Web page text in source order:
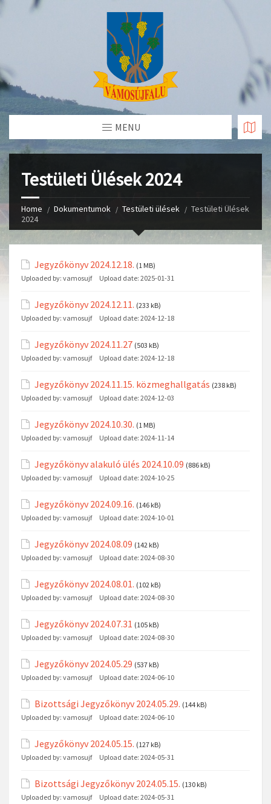
Skip
MENU
Testületi Ülések 2024
Home Dokumentumok Testületi ülések
Testületi Ülések
2024
Jegyzőkönyv 2024.12.18. (1 MB)
Uploaded by: vamosujf Upload date: 2025-01-31
Jegyzőkönyv 2024.12.11. (233 kB)
Uploaded by: vamosujf Upload date: 2024-12-18
Jegyzőkönyv 2024.11.27 (503 kB)
Uploaded by: vamosujf Upload date: 2024-12-18
Jegyzőkönyv 2024.11.15. közmeghallgatás (238 kB)
Uploaded by: vamosujf Upload date: 2024-12-03
Jegyzőkönyv 2024.10.30. (1 MB)
Uploaded by: vamosujf Upload date: 2024-11-14
Jegyzőkönyv alakuló ülés 2024.10.09 (886 kB)
Uploaded by: vamosujf Upload date: 2024-10-25
Jegyzőkönyv 2024.09.16. (146 kB)
Uploaded by: vamosujf Upload date: 2024-10-01
Jegyzőkönyv 2024.08.09 (142 kB)
Uploaded by: vamosujf Upload date: 2024-08-30
Jegyzőkönyv 2024.08.01. (102 kB)
Uploaded by: vamosujf Upload date: 2024-08-30
Jegyzőkönyv 2024.07.31 (105 kB)
Uploaded by: vamosujf Upload date: 2024-08-30
Jegyzőkönyv 2024.05.29 (537 kB)
Uploaded by: vamosujf Upload date: 2024-06-10
Bizottsági Jegyzőkönyv 2024.05.29. (144 kB)
Uploaded by: vamosujf Upload date: 2024-06-10
Jegyzőkönyv 2024.05.15. (127 kB)
Uploaded by: vamosujf Upload date: 2024-05-31
Bizottsági Jegyzőkönyv 2024.05.15. (130 kB)
Uploaded by: vamosujf Upload date: 2024-05-31